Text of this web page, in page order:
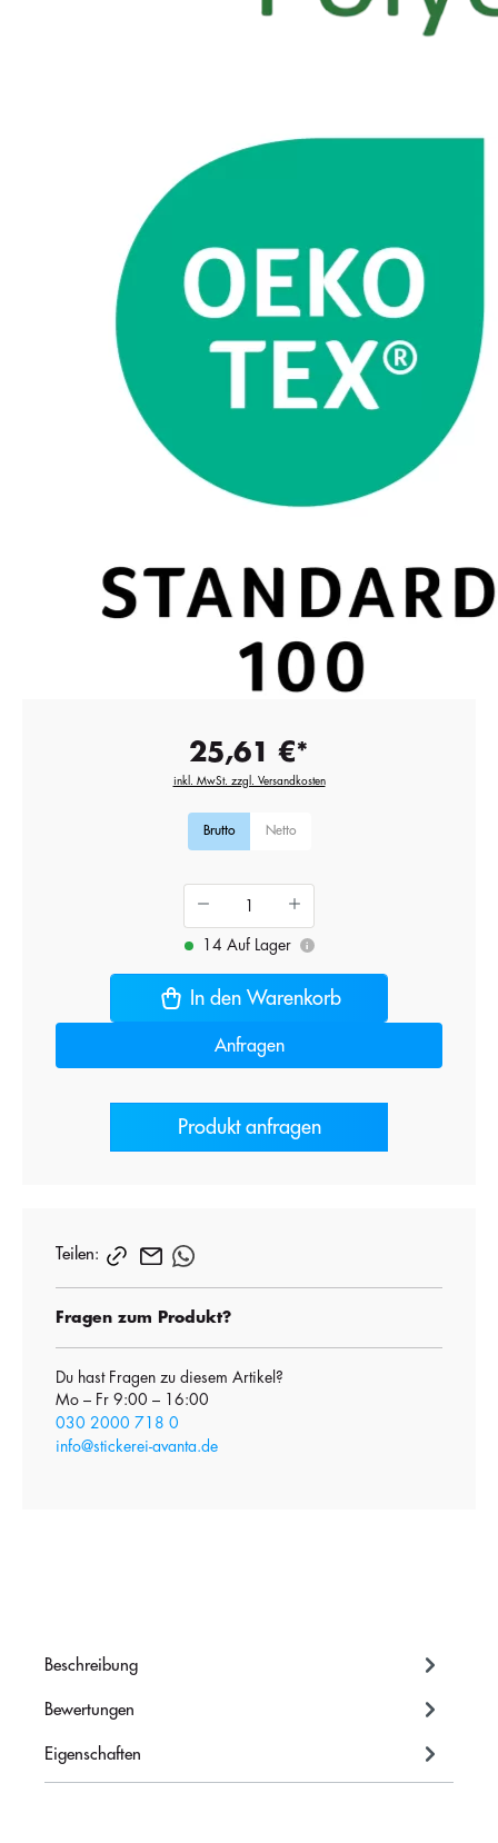
25,61 €*
inkl. MwSt. zzgl. Versandkosten
Brutto Netto
14 Auf Lager i
In den Warenkorb
Anfragen
Produkt anfragen
Teilen:
Fragen zum Produkt?
Du hast Fragen zu diesem Artikel?
Mo – Fr 9:00 – 16:00
030 2000 718 0
info@stickerei-avanta.de
Beschreibung
Bewertungen
Eigenschaften